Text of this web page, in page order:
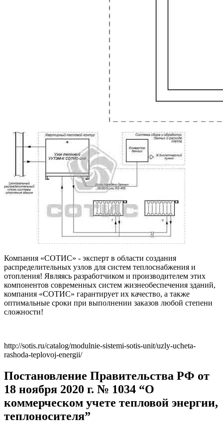
Компания «СОТИС» - эксперт в области создания
распределительных узлов для систем теплоснабжения и
отопления! Являясь разработчиком и производителем этих
компонентов современных систем жизнеобеспечения зданий,
компания «СОТИС» гарантирует их качество, а также
оптимальные сроки при выполнении заказов любой степени
сложности!
http://sotis.ru/catalog/modulnie-sistemi-sotis-unit/uzly-ucheta-
rashoda-teplovoj-energii/
Постановление Правительства РФ от
18 ноября 2020 г. № 1034 “О
коммерческом учете тепловой энергии,
теплоносителя”